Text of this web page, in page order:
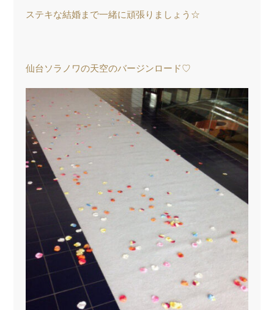
ステキな結婚まで一緒に頑張りましょう☆
仙台ソラノワの天空のバージンロード♡